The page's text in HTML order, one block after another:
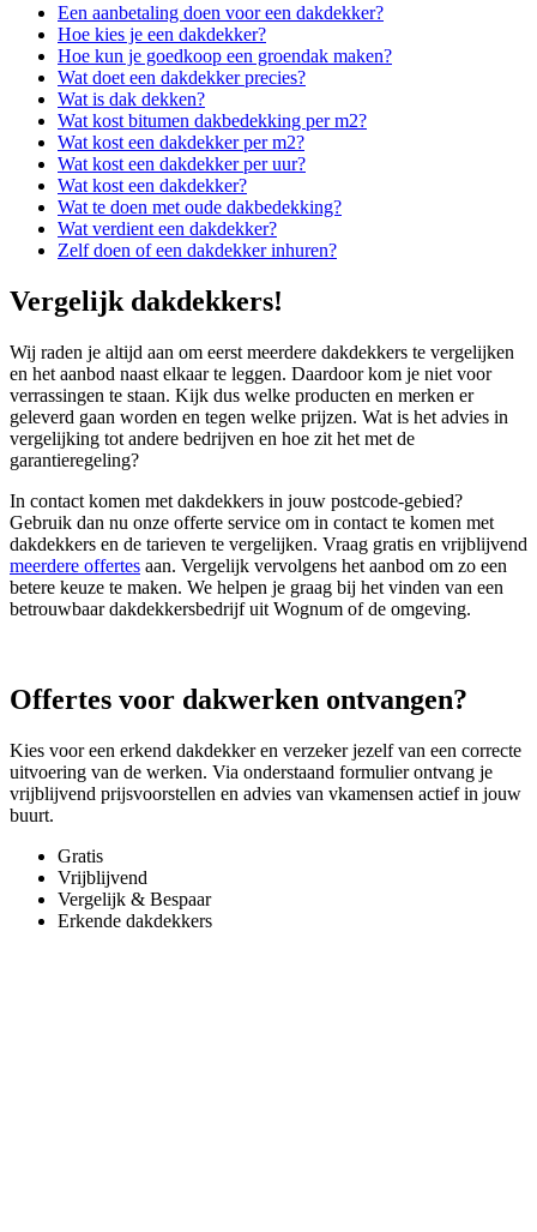
Een aanbetaling doen voor een dakdekker?
Hoe kies je een dakdekker?
Hoe kun je goedkoop een groendak maken?
Wat doet een dakdekker precies?
Wat is dak dekken?
Wat kost bitumen dakbedekking per m2?
Wat kost een dakdekker per m2?
Wat kost een dakdekker per uur?
Wat kost een dakdekker?
Wat te doen met oude dakbedekking?
Wat verdient een dakdekker?
Zelf doen of een dakdekker inhuren?
Vergelijk dakdekkers!
Wij raden je altijd aan om eerst meerdere dakdekkers te vergelijken
en het aanbod naast elkaar te leggen. Daardoor kom je niet voor
verrassingen te staan. Kijk dus welke producten en merken er
geleverd gaan worden en tegen welke prijzen. Wat is het advies in
vergelijking tot andere bedrijven en hoe zit het met de
garantieregeling?
In contact komen met dakdekkers in jouw postcode-gebied?
Gebruik dan nu onze offerte service om in contact te komen met
dakdekkers en de tarieven te vergelijken. Vraag gratis en vrijblijvend
meerdere offertes aan. Vergelijk vervolgens het aanbod om zo een
betere keuze te maken. We helpen je graag bij het vinden van een
betrouwbaar dakdekkersbedrijf uit Wognum of de omgeving.
Offertes voor dakwerken ontvangen?
Kies voor een erkend dakdekker en verzeker jezelf van een correcte
uitvoering van de werken. Via onderstaand formulier ontvang je
vrijblijvend prijsvoorstellen en advies van vkamensen actief in jouw
buurt.
Gratis
Vrijblijvend
Vergelijk & Bespaar
Erkende dakdekkers